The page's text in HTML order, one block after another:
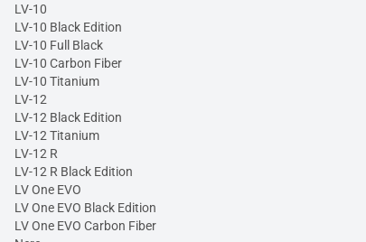
LV-10
LV-10 Black Edition
LV-10 Full Black
LV-10 Carbon Fiber
LV-10 Titanium
LV-12
LV-12 Black Edition
LV-12 Titanium
LV-12 R
LV-12 R Black Edition
LV One EVO
LV One EVO Black Edition
LV One EVO Carbon Fiber